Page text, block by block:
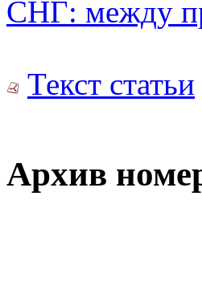
СНГ: между
Текст статьи
Архив